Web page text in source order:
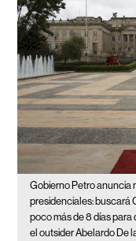
Gobierno Petro anuncia
presidenciales: buscará
poco más de 8 días
el outsider Abelardo De